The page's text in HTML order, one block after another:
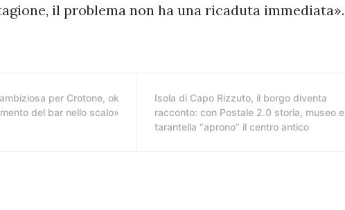
il problema non ha una ricaduta immediata».
per Crotone, ok
del bar nello scalo»
Isola di Capo Rizzuto, il borgo diventa
racconto: con Postale 2.0 storia, museo e
tarantella “aprono” il centro antico